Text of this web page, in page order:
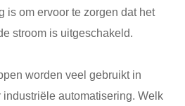
is om ervoor te zorgen dat het
stroom is uitgeschakeld.
worden veel gebruikt in
automatisering. Welk